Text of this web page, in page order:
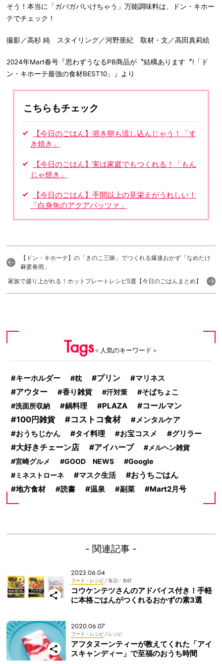
そう！本当に「ガバガバいけちゃう」万能調味料は、ドン・キホー
テでチェック！
撮影／高杉 純 スタイリング／河野亜紀 取材・文／高田真莉絵
2024年Mart春号『思わずうなるPB商品が〝結構あります〞!「ド
ン・キホーテ最強の食材BEST10」』より
こちらもチェック
【今日のごはん】溶き卵も流し込んじゃう！「す
き焼き」
【今日のごはん】実は家庭でもつくれる！「もん
じゃ焼き」
【今日のごはん】手間以上の見栄えがうれしい！
「白身魚のアクアパッツァ」
【ドン・キホーテ】の「きのこ三昧」でつくれる爆速おかず「なめたけ
麻婆春雨」
家族で盛り上がれる！ホットプレートレシピ5選【今日のごはんまとめ】
Tags＜人気のキーワード＞
キーホルダー 枕 プリン マリネス
アウター 香り雑貨 汗対策 そばちょこ
洗面所収納 鍋料理 PLAZA コールマン
100円雑貨 コストコ食材
メンタルケア
おうちじかん
タイ料理 お宝コスメ
グリラー
大好きチェーン店
アイハーブ
メルヘン雑貨
宮崎グルメ
GOOD NEWS
Google
ミネストローネ
マスク生活 おうちごはん
地方食材 読書 温泉 副菜 Mart2月号
- 関連記事 -
2023.06.04
フード・レシピ/ 食品・食材
コウケンテツさんのアドバイス付き！手軽
に本格ごはんがつくれるおかずの素3選
2020.06.07
フード・レシピ/ レシピ
アフタヌーンティーが教えてくれた「アイ
スキャンディー」で至福のおうち時間